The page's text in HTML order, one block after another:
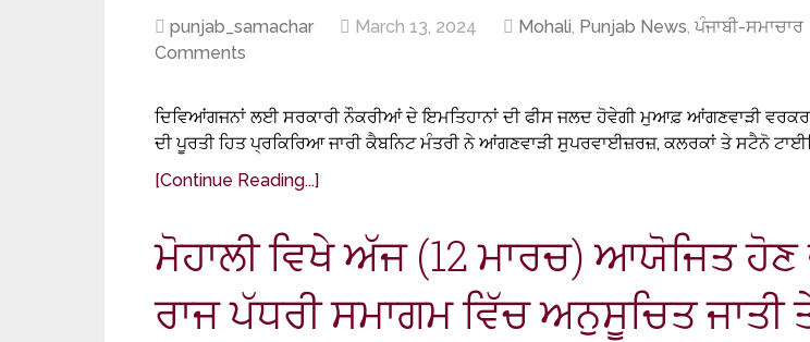
punjab_samachar March 13, 2024 Mohali, Punjab News, ਪੰਜਾਬੀ-ਸਮਾਚਾਰ
Comments
ਦਿਵਿਆਂਗਜਨਾਂ ਲਈ ਸਰਕਾਰੀ ਨੌਕਰੀਆਂ ਦੇ ਇਮਤਿਹਾਨਾਂ ਦੀ ਫੀਸ ਜਲਦ ਹੋਵੇਗੀ ਮੁਆਫ਼ ਆਂਗਣਵਾੜੀ
ਦੀ ਪੂਰਤੀ ਹਿਤ ਪ੍ਰਕਿਰਿਆ ਜਾਰੀ ਕੈਬਨਿਟ ਮੰਤਰੀ ਨੇ ਆਂਗਣਵਾੜੀ ਸੁਪਰਵਾਈਜ਼ਰਜ਼, ਕਲਰਕਾਂ ਤੇ ਸਟੈਨੋ
[Continue Reading...]
ਮੋਹਾਲੀ ਵਿਖੇ ਅੱਜ (12 ਮਾਰਚ) ਆਯੋਜਿਤ ਹੋਣ
ਰਾਜ ਪੱਧਰੀ ਸਮਾਗਮ ਵਿੱਚ ਅਨੁਸੂਚਿਤ ਜਾਤੀ